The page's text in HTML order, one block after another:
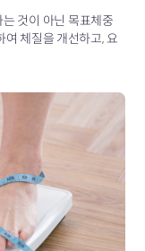
는 것이 아닌목표체중
여 체질을 개선하고, 요